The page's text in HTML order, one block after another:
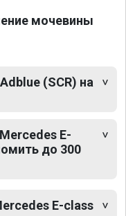
мочевины
(SCR) на
E-
до 300
E-class